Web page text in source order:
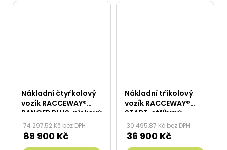
Nákladní čtyřkolový
vozík RACCEWAY®
RANGER PLUS, pískový
74 297,52 Kč bez DPH
89 900 Kč
Nákladní tříkolový
vozík RACCEWAY®
START, stříbrný
30 495,87 Kč bez DPH
36 900 Kč